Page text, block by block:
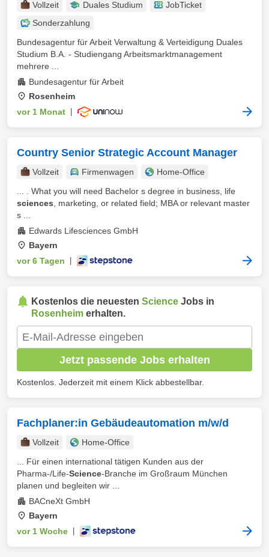
Vollzeit Duales Studium
JobTicket
Sonderzahlung
Bundesagentur für Arbeit Verwaltung & Verteidigung Duales
Studium B.A. - Studiengang Arbeitsmarktmanagement
mehrere ...
Bundesagentur für Arbeit
Rosenheim
vor 1 Monat
Country Senior Strategic Account Manager
Vollzeit Firmenwagen
Home-Office
... . What you will need Bachelor s degree in business, life
sciences , marketing, or related field; MBA or relevant master
s ...
Edwards Lifesciences GmbH
Bayern
vor 6 Tagen
Kostenlos die neuesten Science Jobs in
Rosenheim erhalten.
Jetzt passende Jobs erhalten
Kostenlos. Jederzeit mit einem Klick abbestellbar.
Fachplaner:in Gebäudeautomation m/w/d
Vollzeit
Home-Office
... Für einen international tätigen Kunden aus der
Pharma-/Life-Science-Branche im Großraum München
planen und begleiten wir ...
BACneXt GmbH
Bayern
vor 1 Woche